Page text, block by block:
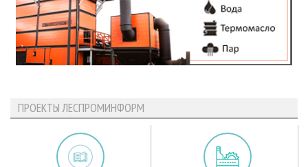
ПРОЕКТЫ ЛЕСПРОМИНФОРМ